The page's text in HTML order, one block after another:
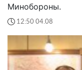
Минобороны.
12:50 04.08